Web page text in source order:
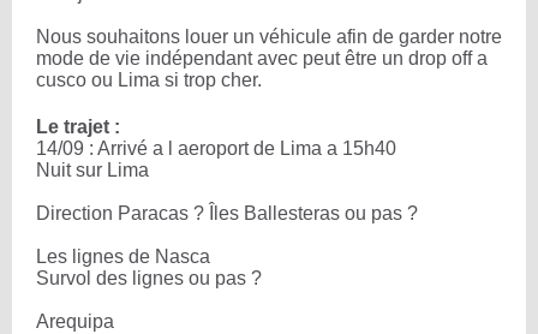
Nous souhaitons louer un véhicule afin de garder notre
mode de vie indépendant avec peut être un drop off a
cusco ou Lima si trop cher.
Le trajet :
14/09 : Arrivé a l aeroport de Lima a 15h40
Nuit sur Lima
Direction Paracas ? Îles Ballesteras ou pas ?
Les lignes de Nasca
Survol des lignes ou pas ?
Arequipa